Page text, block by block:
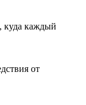
куда каждый
от